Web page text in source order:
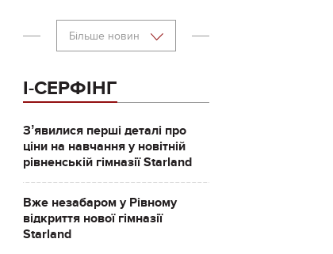
Більше новин
І-СЕРФІНГ
Зʼявилися перші деталі про
ціни на навчання у новітній
рівненській гімназії Starland
Вже незабаром у Рівному
відкриття нової гімназії
Starland